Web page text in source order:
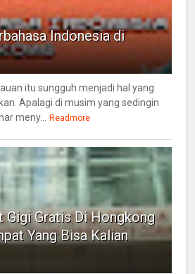
Indonesia di
itu sungguh menjadi hal yang
Apalagi di musim yang sedingin
meny... Readmore
Gigi Gratis Di Hongkong
Yang Bisa Kalian